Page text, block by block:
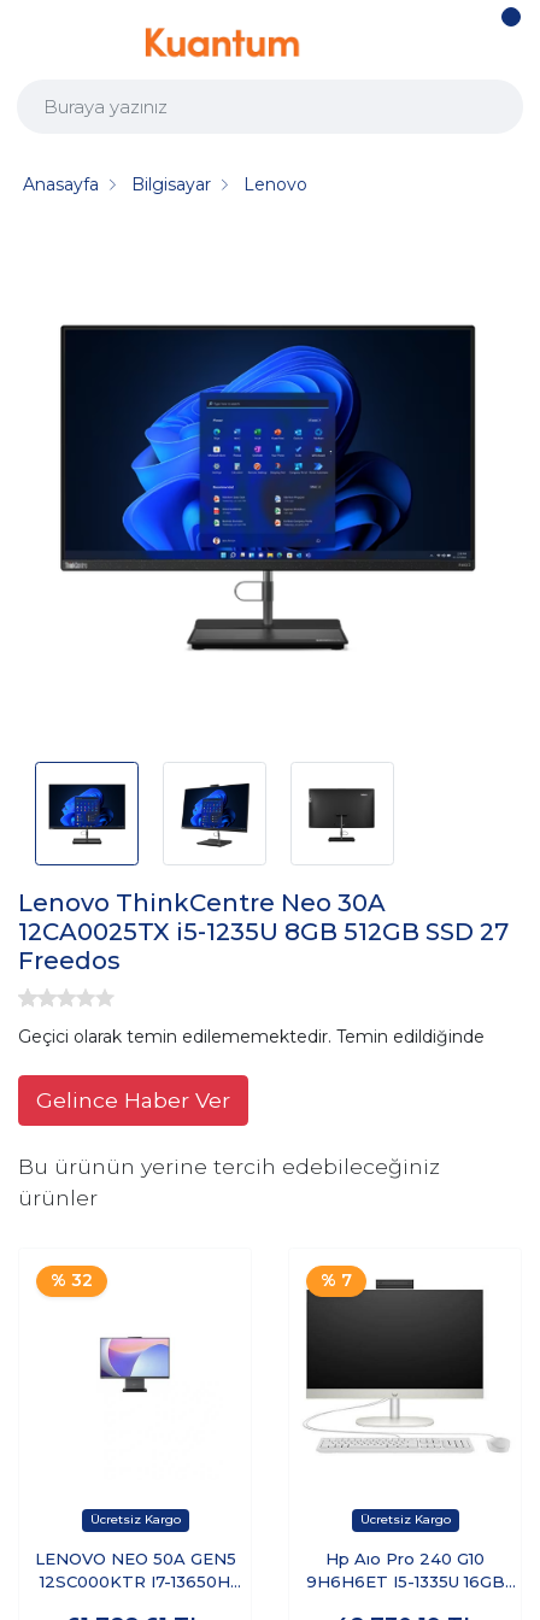
Anasayfa Bilgisayar Lenovo
Lenovo ThinkCentre Neo 30A
12CA0025TX i5-1235U 8GB 512GB SSD 27
Freedos
Geçici olarak temin edilememektedir. Temin edildiğinde
Gelince Haber Ver
Bu ürünün yerine tercih edebileceğiniz
ürünler
% 32
LENOVO NEO 50A GEN5
12SC000KTR I7-13650H
% 7
Hp Aıo Pro 240 G10
9H6H6ET I5-1335U 16GB